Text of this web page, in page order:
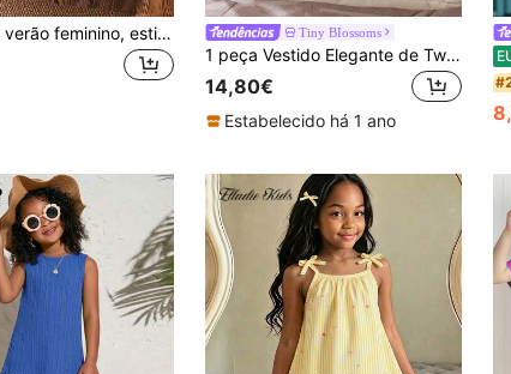
Vestido de verão feminino, estilo fofo e descontraído, com estampa floral 3D colorida e babados na barra e decote halter. Tiny BIossoms
1 peça Vestido Elegante de Tweed de Manga Curta para Raparigas Jovens, Estilo Fino de Verão
14,80€
Estabelecido há 1 ano